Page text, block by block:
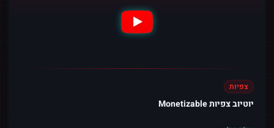
צפיות
יוטיוב צפיות Monetizable